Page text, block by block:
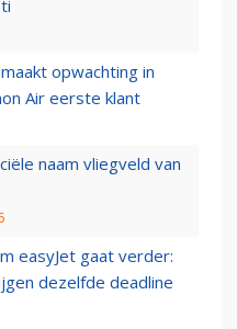
opwachting in
Air eerste klant
naam vliegveld van
easyJet gaat verder:
dezelfde deadline